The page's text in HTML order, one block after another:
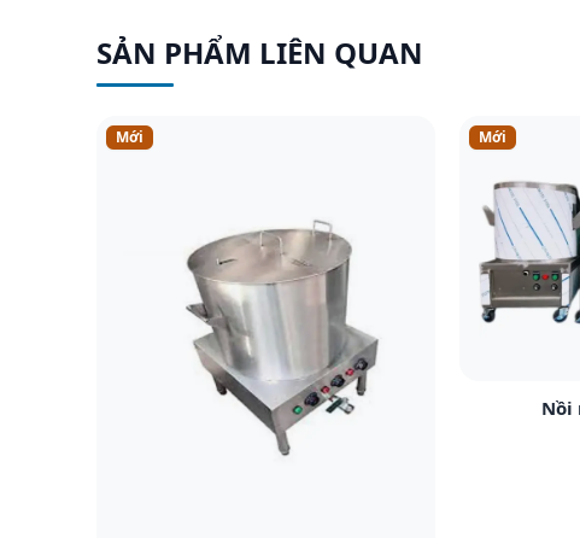
SẢN PHẨM LIÊN QUAN
Mới Mới
Nồi